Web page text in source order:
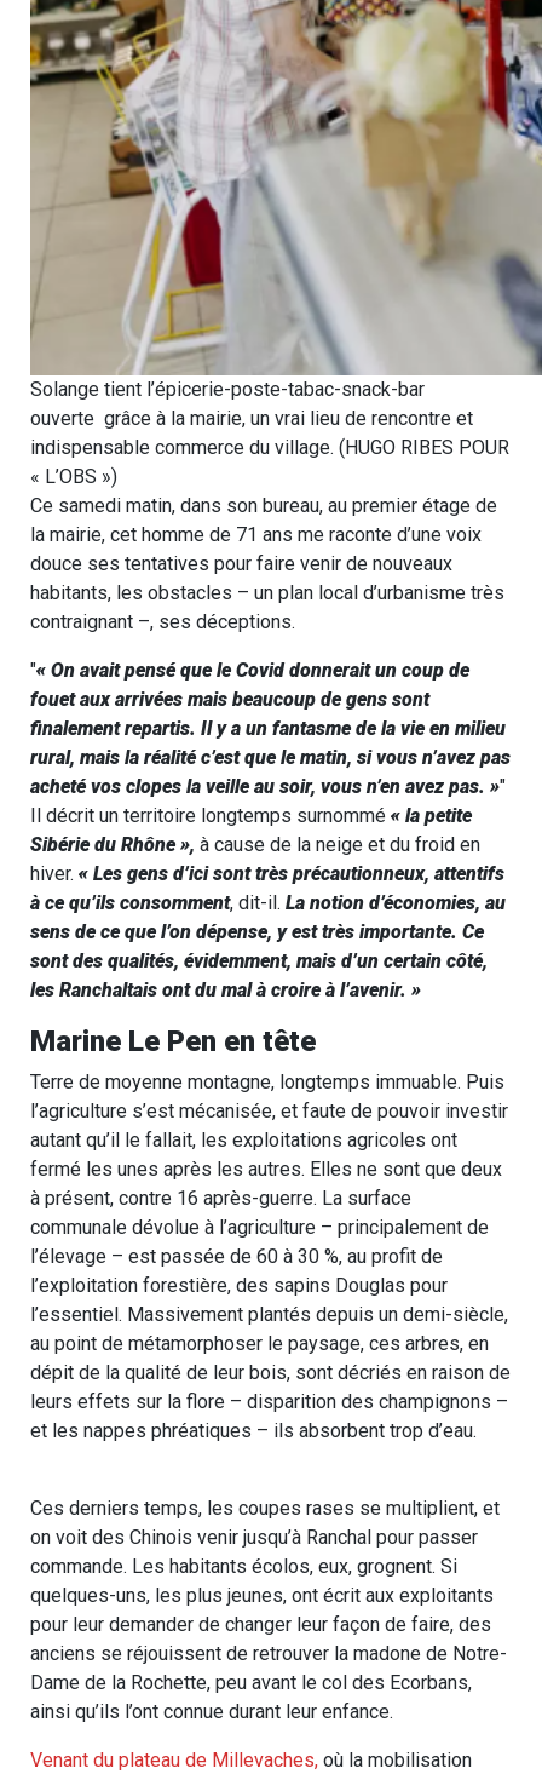
Solange tient l’épicerie-poste-tabac-snack-bar
ouverte grâce à la mairie, un vrai lieu de rencontre et
indispensable commerce du village. (HUGO RIBES POUR
« L’OBS »)
Ce samedi matin, dans son bureau, au premier étage de
la mairie, cet homme de 71 ans me raconte d’une voix
douce ses tentatives pour faire venir de nouveaux
habitants, les obstacles – un plan local d’urbanisme très
contraignant –, ses déceptions.
« On avait pensé que le Covid donnerait un coup de
fouet aux arrivées mais beaucoup de gens sont
finalement repartis. Il y a un fantasme de la vie en milieu
rural, mais la réalité c’est que le matin, si vous n’avez pas
acheté vos clopes la veille au soir, vous n’en avez pas. »
Il décrit un territoire longtemps surnommé « la petite
Sibérie du Rhône », à cause de la neige et du froid en
hiver. « Les gens d’ici sont très précautionneux, attentifs
à ce qu’ils consomment, dit-il. La notion d’économies, au
sens de ce que l’on dépense, y est très importante. Ce
sont des qualités, évidemment, mais d’un certain côté,
les Ranchaltais ont du mal à croire à l’avenir. »
Marine Le Pen en tête
Terre de moyenne montagne, longtemps immuable. Puis
l’agriculture s’est mécanisée, et faute de pouvoir investir
autant qu’il le fallait, les exploitations agricoles ont
fermé les unes après les autres. Elles ne sont que deux
à présent, contre 16 après-guerre. La surface
communale dévolue à l’agriculture – principalement de
l’élevage – est passée de 60 à 30 %, au profit de
l’exploitation forestière, des sapins Douglas pour
l’essentiel. Massivement plantés depuis un demi-siècle,
au point de métamorphoser le paysage, ces arbres, en
dépit de la qualité de leur bois, sont décriés en raison de
leurs effets sur la flore – disparition des champignons –
et les nappes phréatiques – ils absorbent trop d’eau.
Ces derniers temps, les coupes rases se multiplient, et
on voit des Chinois venir jusqu’à Ranchal pour passer
commande. Les habitants écolos, eux, grognent. Si
quelques-uns, les plus jeunes, ont écrit aux exploitants
pour leur demander de changer leur façon de faire, des
anciens se réjouissent de retrouver la madone de Notre-
Dame de la Rochette, peu avant le col des Ecorbans,
ainsi qu’ils l’ont connue durant leur enfance.
Venant du plateau de Millevaches, où la mobilisation